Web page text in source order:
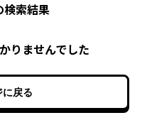
検索結果
りませんでした
に戻る